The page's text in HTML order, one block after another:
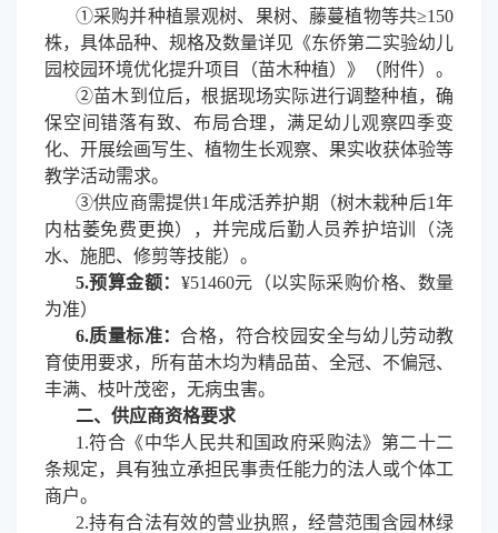
①采购并种植景观树、果树、藤蔓植物等共≥150
株，具体品种、规格及数量详见《东侨第二实验幼儿
园校园环境优化提升项目（苗木种植）》（附件）。
②苗木到位后，根据现场实际进行调整种植，确
保空间错落有致、布局合理，满足幼儿观察四季变
化、开展绘画写生、植物生长观察、果实收获体验等
教学活动需求。
③供应商需提供1年成活养护期（树木栽种后1年
内枯萎免费更换），并完成后勤人员养护培训（浇
水、施肥、修剪等技能）。
5.预算金额： ¥51460元（以实际采购价格、数量
为准）
6.质量标准：合格，符合校园安全与幼儿劳动教
育使用要求，所有苗木均为精品苗、全冠、不偏冠、
丰满、枝叶茂密，无病虫害。
二、供应商资格要求
1.符合《中华人民共和国政府采购法》第二十二
条规定，具有独立承担民事责任能力的法人或个体工
商户。
2.持有合法有效的营业执照，经营范围含园林绿